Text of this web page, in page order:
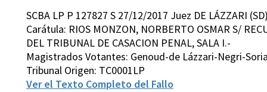
SCBA LP P 127827 S 27/12/2017 Juez DE LÁZZARI
Carátula: RIOS MONZON, NORBERTO OSMAR S/
DEL TRIBUNAL DE CASACION PENAL, SALA I.-
Magistrados Votantes: Genoud-de Lázzari-Negri-
Tribunal Origen: TC0001LP
Ver el Texto Completo del Fallo